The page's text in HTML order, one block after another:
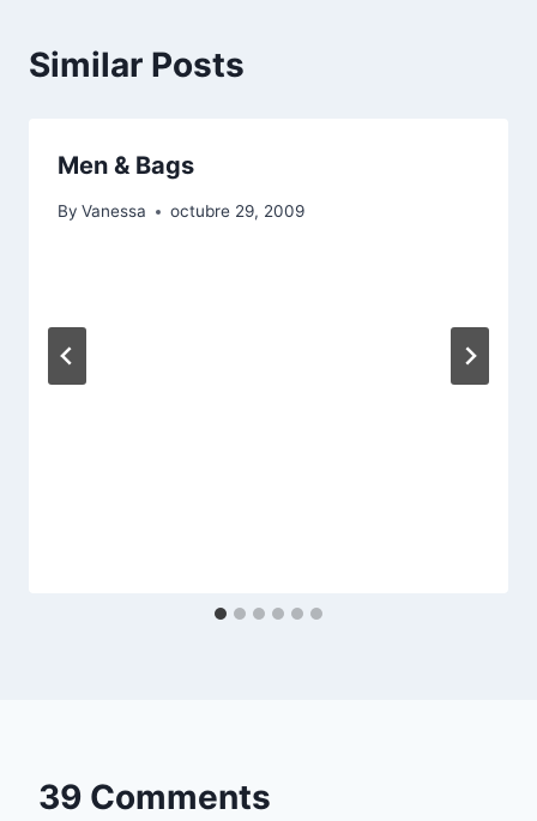
Similar Posts
Men & Bags
By Vanessa octubre 29, 2009
39 Comments